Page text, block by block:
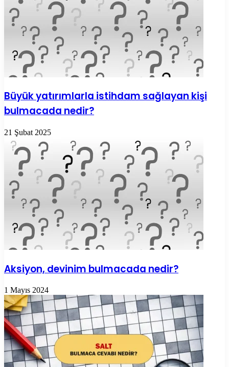
Büyük yatırımlarla istihdam sağlayan kişi
bulmacada nedir?
21 Şubat 2025
Aksiyon, devinim bulmacada nedir?
1 Mayıs 2024